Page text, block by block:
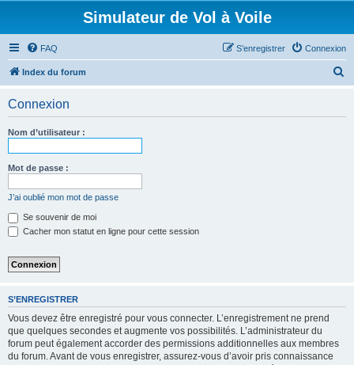
Simulateur de Vol à Voile
FAQ Connexion
S’enregistrer
Index du forum
Connexion
Nom d’utilisateur :
Mot de passe :
J’ai oublié mon mot de passe
Se souvenir de moi
Cacher mon statut en ligne pour cette session
S’ENREGISTRER
Vous devez être enregistré pour vous connecter. L’enregistrement ne prend
que quelques secondes et augmente vos possibilités. L’administrateur du
forum peut également accorder des permissions additionnelles aux membres
du forum. Avant de vous enregistrer, assurez-vous d’avoir pris connaissance